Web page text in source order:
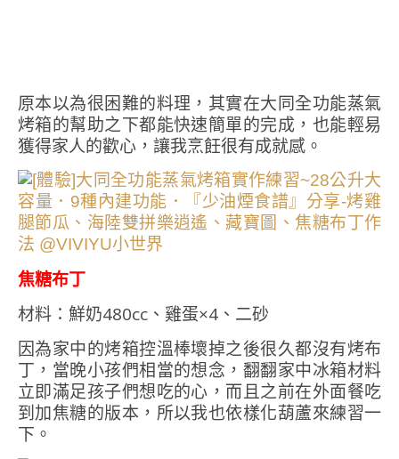
原本以為很困難的料理，其實在大同全功能蒸氣
烤箱的幫助之下都能快速簡單的完成，也能輕易
獲得家人的歡心，讓我烹飪很有成就感。
焦糖布丁
材料：鮮奶480cc、雞蛋×4、二砂
因為家中的烤箱控溫棒壞掉之後很久都沒有烤布
丁，當晚小孩們相當的想念，翻翻家中冰箱材料
立即滿足孩子們想吃的心，而且之前在外面餐吃
到加焦糖的版本，所以我也依樣化葫蘆來練習一
下。